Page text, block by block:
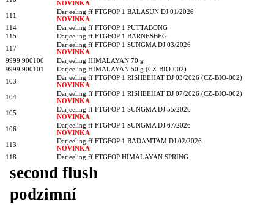
NOVINKA
111
Darjeeling ff FTGFOP 1 BALASUN DJ 01/2026
NOVINKA
114
Darjeeling ff FTGFOP 1 PUTTABONG
115
Darjeeling ff FTGFOP 1 BARNESBEG
117
Darjeeling ff FTGFOP 1 SUNGMA DJ 03/2026
NOVINKA
9999 900100
Darjeeling HIMALAYAN 70 g
9999 900101
Darjeeling HIMALAYAN 50 g (CZ-BIO-002)
103
Darjeeling ff FTGFOP 1 RISHEEHAT DJ 03/2026 (CZ-BIO-002)
NOVINKA
104
Darjeeling ff FTGFOP 1 RISHEEHAT DJ 07/2026 (CZ-BIO-002)
NOVINKA
105
Darjeeling ff FTGFOP 1 SUNGMA DJ 55/2026
NOVINKA
106
Darjeeling ff FTGFOP 1 SUNGMA DJ 67/2026
NOVINKA
113
Darjeeling ff FTGFOP 1 BADAMTAM DJ 02/2026
NOVINKA
118
Darjeeling ff FTGFOP HIMALAYAN SPRING
second flush
podzimní